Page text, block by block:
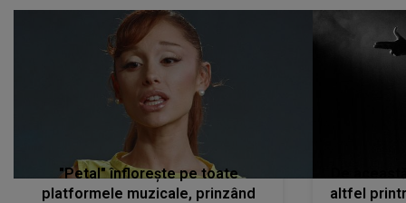
"Petal" înflorește pe toate
platformele muzicale, prinzând
altfel